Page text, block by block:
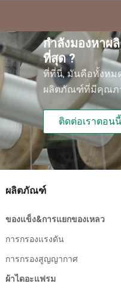
กําลังมองหา
ที่สุด ?
ที่ที่นี่, มันคือทั้งหม
ผลิตภัณฑ์ที่มีคุณภ
ติดต่อเราตอน
ผลิตภัณฑ์
ของแข็ง&การแยกของเหลว
การกรองแรงดัน
การกรองสูญญากาศ
ผ้าไดอะแฟรม